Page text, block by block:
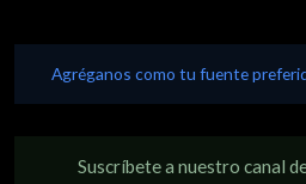
Agréganos como tu fuente
Suscríbete a nuestro canal